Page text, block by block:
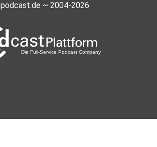
podcast.de ~ 2004-2026